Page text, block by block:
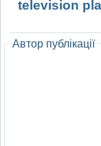
television
Автор публікації